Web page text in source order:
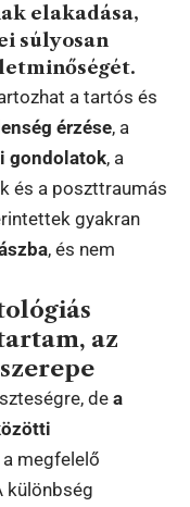
elakadása,
súlyosan
a tartós és
érzése, a
gondolatok, a
és a poszttraumás
gyakran
, és nem
az
de a
a megfelelő
különbség